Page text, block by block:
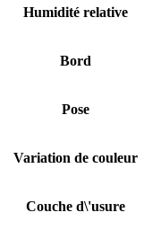
Humidité relative
Bord
Pose
Variation de couleur
Couche d\'usure